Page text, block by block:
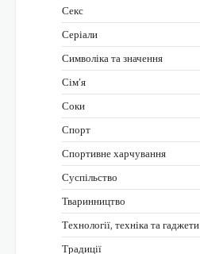
Секс
Серіали
Символіка та значення
Сім’я
Соки
Спорт
Спортивне харчування
Суспільство
Тваринництво
Технології, техніка та гаджети
Традиції